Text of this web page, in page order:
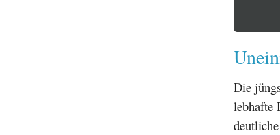
Die
lebhafte